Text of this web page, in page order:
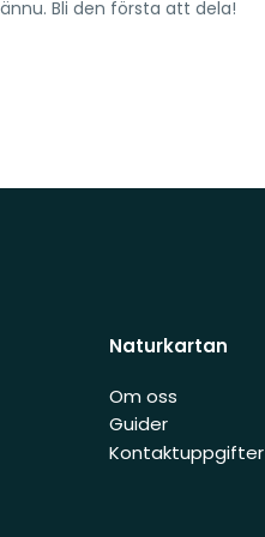
Bli den första att dela!
Naturkartan
Om oss
Guider
Kontaktuppgifter